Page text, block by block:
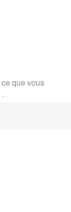
que vous